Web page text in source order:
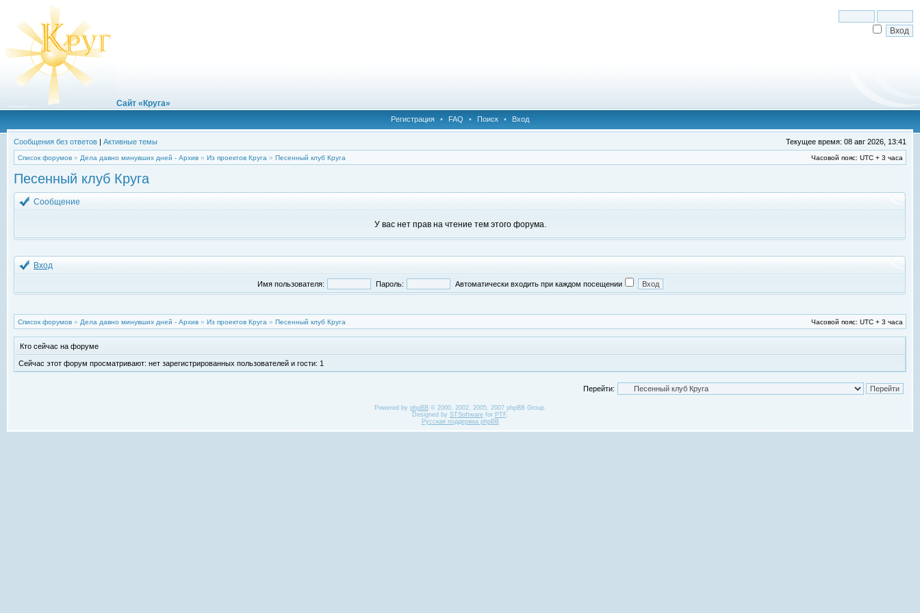
Сайт «Круга»
Регистрация • FAQ • Поиск • Вход
Сообщения без ответов | Активные темы Текущее время: 08 авг 2026, 13:41
Список форумов » Дела давно минувших дней - Архив » Из проектов Круга » Песенный клуб Круга Часовой пояс: UTC + 3 часа
Песенный клуб Круга
Сообщение
У вас нет прав на чтение тем этого форума.
Вход
Имя пользователя: Пароль: Автоматически входить при каждом посещении
Список форумов » Дела давно минувших дней - Архив » Из проектов Круга » Песенный клуб Круга Часовой пояс: UTC + 3 часа
Кто сейчас на форуме
Сейчас этот форум просматривают: нет зарегистрированных пользователей и гости: 1
Перейти:
Powered by phpBB© 2000, 2002, 2005, 2007 phpBB Group.
Designed by STSoftwarefor PTF.
Русская поддержка phpBB